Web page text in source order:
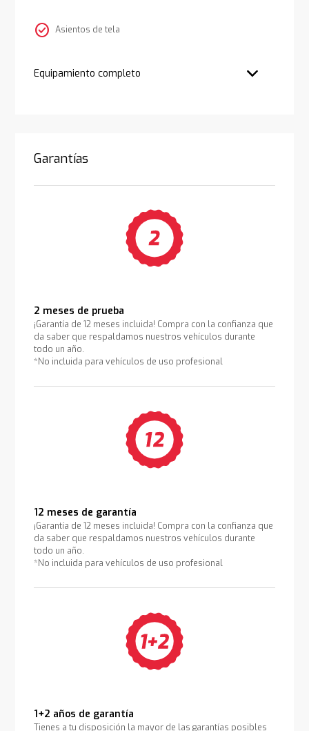
check_circle Asientos de tela
Equipamiento completo
Garantías
2 meses de prueba
¡Garantía de 12 meses incluida! Compra con la confianza que
da saber que respaldamos nuestros vehículos durante
todo un año.
*No incluida para vehículos de uso profesional
12 meses de garantía
¡Garantía de 12 meses incluida! Compra con la confianza que
da saber que respaldamos nuestros vehículos durante
todo un año.
*No incluida para vehículos de uso profesional
1+2 años de garantía
Tienes a tu disposición la mayor de las garantías posibles